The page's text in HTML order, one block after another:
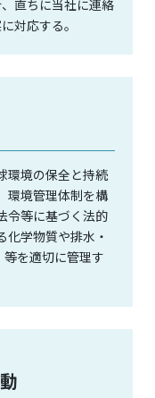
直ちに当社に連絡
対応する。
環境の保全と持続
環境管理体制を構
令等に基づく法的
化学物質や排水・
等を適切に管理す